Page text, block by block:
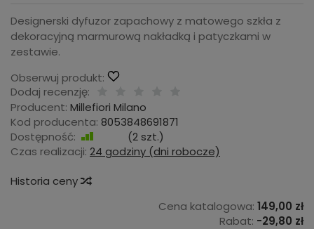
Designerski dyfuzor zapachowy z matowego szkła z
dekoracyjną marmurową nakładką i patyczkami w
zestawie.
Obserwuj produkt:
Dodaj recenzję:
Producent: Millefiori Milano
Kod producenta: 8053848691871
Dostępność:
(2 szt.)
Czas realizacji: 24 godziny (dni robocze)
Historia ceny
Cena katalogowa: 149,00 zł
Rabat: -29,80 zł